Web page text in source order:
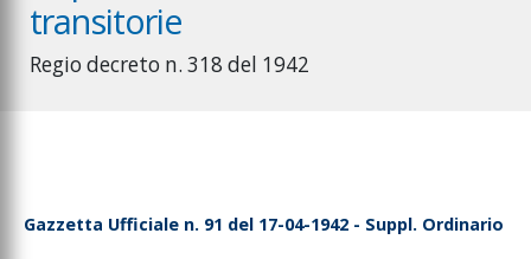
transitorie
Regio decreto n. 318 del 1942
Gazzetta Ufficiale n. 91 del 17-04-1942 - Suppl. Ordinario